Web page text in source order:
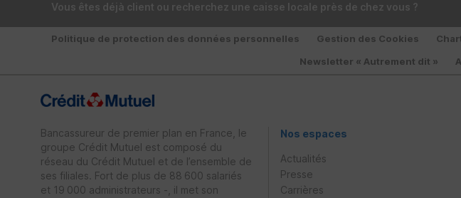
Vous êtes déjà client ou recherchez une caisse locale près de chez vous ?
Politique de protection des données personnelles Gestion des Cookies
Newsletter « Autrement dit »
Bancassureur de premier plan en France, le
groupe Crédit Mutuel est composé du
réseau du Crédit Mutuel et de l’ensemble de
ses filiales. Fort de plus de 88 600 salariés
et 19 000 administrateurs -, il met son
Nos espaces
Actualités
Presse
Carrières